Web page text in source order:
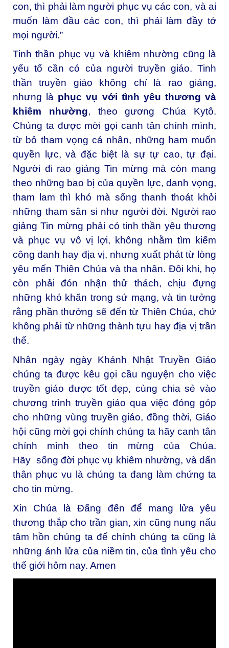
con, thì phải làm người phục vụ các con, và ai
muốn làm đầu các con, thì phải làm đầy tớ
mọi người.”
Tinh thần phục vụ và khiêm nhường cũng là
yếu tố cần có của người truyền giáo. Tinh
thần truyền giáo không chỉ là rao giảng,
nhưng là phục vụ với tình yêu thương và
khiêm nhường, theo gương Chúa Kytô.
Chúng ta được mời gọi canh tân chính mình,
từ bỏ tham vọng cá nhân, những ham muốn
quyền lực, và đặc biệt là sự tự cao, tự đại.
Người đi rao giảng Tin mừng mà còn mang
theo những bao bị của quyền lực, danh vọng,
tham lam thì khó mà sống thanh thoát khỏi
những tham sân si như người đời. Người rao
giảng Tin mừng phải có tinh thần yêu thương
và phục vụ vô vị lợi, không nhằm tìm kiếm
công danh hay địa vị, nhưng xuất phát từ lòng
yêu mến Thiên Chúa và tha nhân. Đôi khi, họ
còn phải đón nhận thử thách, chịu đựng
những khó khăn trong sứ mạng, và tin tưởng
rằng phần thưởng sẽ đến từ Thiên Chúa, chứ
không phải từ những thành tựu hay địa vị trần
thế.
Nhân ngày ngày Khánh Nhật Truyền Giáo
chúng ta được kêu gọi cầu nguyện cho việc
truyền giáo được tốt đẹp, cùng chia sẻ vào
chương trình truyền giáo qua việc đóng góp
cho những vùng truyền giáo, đồng thời, Giáo
hội cũng mời gọi chính chúng ta hãy canh tân
chính mình theo tin mừng của Chúa.
Hãy sống đời phục vụ khiêm nhường, và dấn
thân phục vu là chúng ta đang làm chứng ta
cho tin mừng.
Xin Chúa là Đấng đến để mang lửa yêu
thương thắp cho trần gian, xin cũng nung nấu
tâm hồn chúng ta để chính chúng ta cũng là
những ánh lửa của niềm tin, của tình yêu cho
thế giới hôm nay. Amen